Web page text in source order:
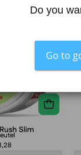
Slim
Do you
Go to